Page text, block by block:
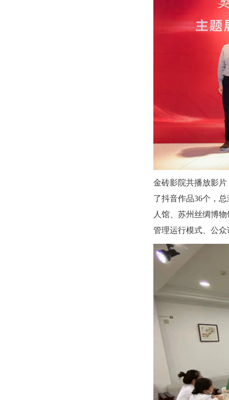
金砖影院共播放影
了抖音作品36个，
人馆、苏州丝绸博
管理运行模式、公